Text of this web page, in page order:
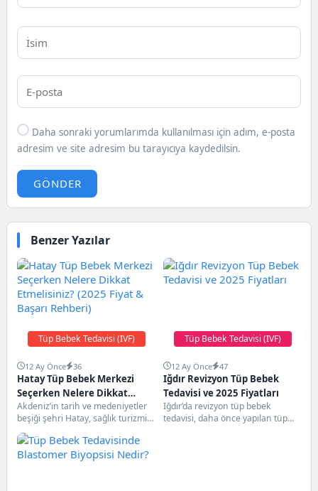
Daha sonraki yorumlarımda kullanılması için adım, e-posta
adresim ve site adresim bu tarayıcıya kaydedilsin.
GÖNDER
Benzer Yazılar
Tüp Bebek Tedavisi (IVF)
12 Ay Önce 36
Hatay Tüp Bebek Merkezi
Seçerken Nelere Dikkat
Etmelisiniz? (2025 Fiyat &
Başarı Rehberi)
Akdeniz’in tarih ve medeniyetler
beşiği şehri Hatay, sağlık turizmi
alanında da hızla gelişmekte olan
merkezlerden...
Tüp Bebek Tedavisi (IVF)
12 Ay Önce 47
Iğdır Revizyon Tüp Bebek
Tedavisi ve 2025 Fiyatları
Iğdır’da revizyon tüp bebek
tedavisi, daha önce yapılan tüp